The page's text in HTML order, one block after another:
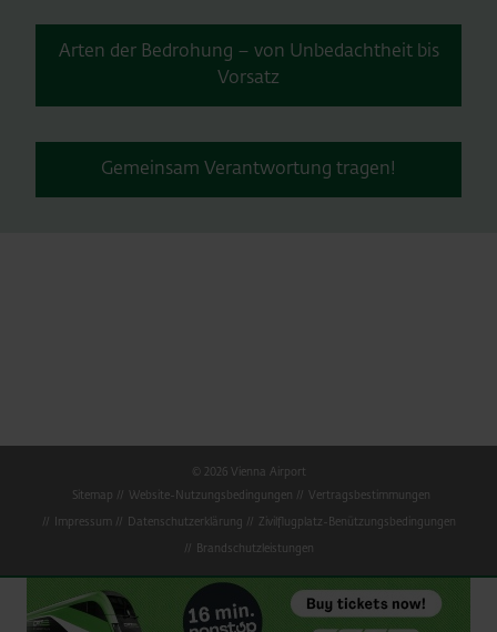
Arten der Bedrohung – von Unbedachtheit bis
Vorsatz
Gemeinsam Verantwortung tragen!
© 2026 Vienna Airport
Sitemap
Website-Nutzungsbedingungen
Vertragsbestimmungen
Impressum
Datenschutzerklärung
Zivilflugplatz-Benützungsbedingungen
Brandschutzleistungen